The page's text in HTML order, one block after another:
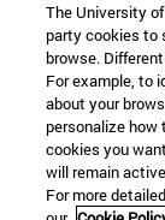
The University
party cookies to
browse.
For example, to
about your
personalize
cookies you
will remain
For more